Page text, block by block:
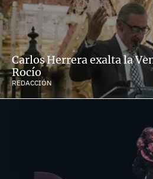
Carlos Herrera exalta la
Rocío
REDACCIÓN